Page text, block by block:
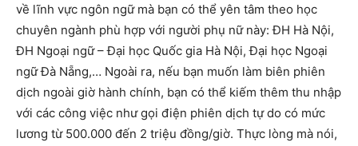
về lĩnh vực ngôn ngữ mà bạn có thể yên tâm theo học
chuyên ngành phù hợp với người phụ nữ này: ĐH Hà Nội,
ĐH Ngoại ngữ – Đại học Quốc gia Hà Nội, Đại học Ngoại
ngữ Đà Nẵng,… Ngoài ra, nếu bạn muốn làm biên phiên
dịch ngoài giờ hành chính, bạn có thể kiếm thêm thu nhập
với các công việc như gọi điện phiên dịch tự do có mức
lương từ 500.000 đến 2 triệu đồng/giờ. Thực lòng mà nói,